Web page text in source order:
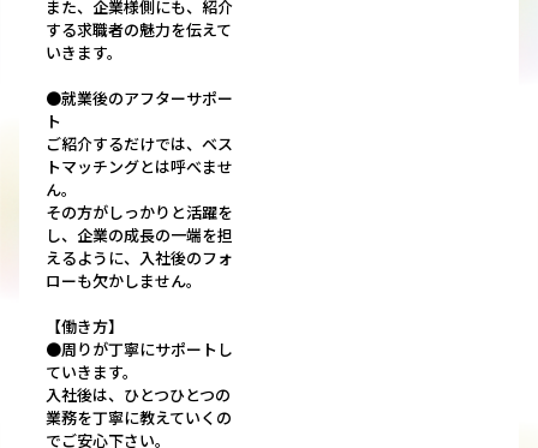
また、企業様側にも、紹介
する求職者の魅力を伝えて
いきます。
●就業後のアフターサポー
ト
ご紹介するだけでは、ベス
トマッチングとは呼べませ
ん。
その方がしっかりと活躍を
し、企業の成長の一端を担
えるように、入社後のフォ
ローも欠かしません。
【働き方】
●周りが丁寧にサポートし
ていきます。
入社後は、ひとつひとつの
業務を丁寧に教えていくの
でご安心下さい。